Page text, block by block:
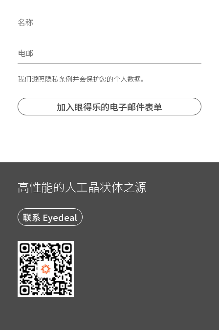
我们遵照隐私条例并会保护您的个人数据。
高性能的人工晶状体之源
联系 Eyedeal